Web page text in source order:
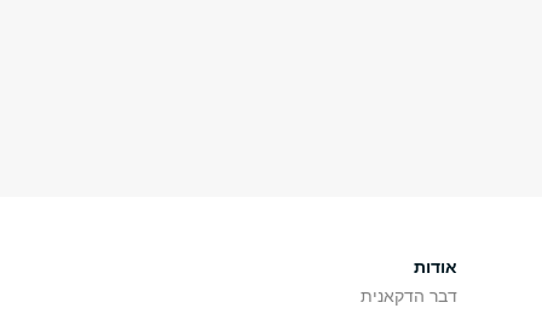
אודות
דבר הדקאנית